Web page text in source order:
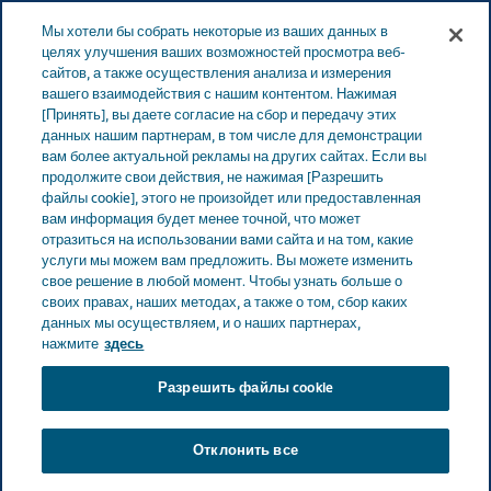
ЭСТОНИЯ
Estonia Меры Teva по обеспечению доступности
Меры Teva по
обеспечению
доступности
Teva делает все возможное и использует различные
ресурсы для обеспечения всем нашим клиентам
Мы хотели бы собрать некоторые из ваших данных в
целях улучшения ваших возможностей просмотра веб-
сайтов, а также осуществления анализа и измерения
вашего взаимодействия с нашим контентом. Нажимая
[Принять], вы даете согласие на сбор и передачу этих
данных нашим партнерам, в том числе для демонстрации
вам более актуальной рекламы на других сайтах. Если вы
продолжите свои действия, не нажимая [Разрешить
файлы cookie], этого не произойдет или предоставленная
вам информация будет менее точной, что может
отразиться на использовании вами сайта и на том, какие
услуги мы можем вам предложить. Вы можете изменить
свое решение в любой момент. Чтобы узнать больше о
своих правах, наших методах, а также о том, сбор каких
данных мы осуществляем, и о наших партнерах,
нажмите здесь
Разрешить файлы cookie
Отклонить все